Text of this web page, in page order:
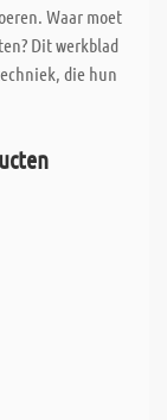
Waar moet
Dit werkblad
die hun